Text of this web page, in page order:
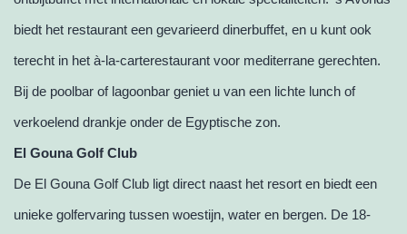
biedt het restaurant een gevarieerd dinerbuffet, en u kunt ook
terecht in het à-la-carterestaurant voor mediterrane gerechten.
Bij de poolbar of lagoonbar geniet u van een lichte lunch of
verkoelend drankje onder de Egyptische zon.
El Gouna Golf Club
De El Gouna Golf Club ligt direct naast het resort en biedt een
unieke golfervaring tussen woestijn, water en bergen. De 18-